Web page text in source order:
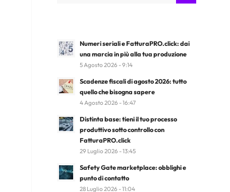
Numeri seriali e FatturaPRO.click: dai
una marcia in più alla tua produzione
5 Agosto 2026 - 9:14
Scadenze fiscali di agosto 2026: tutto
quello che bisogna sapere
4 Agosto 2026 - 16:47
Distinta base: tieni il tuo processo
produttivo sotto controllo con
FatturaPRO.click
29 Luglio 2026 - 13:45
Safety Gate marketplace: obblighi e
punto di contatto
28 Luglio 2026 - 11:04